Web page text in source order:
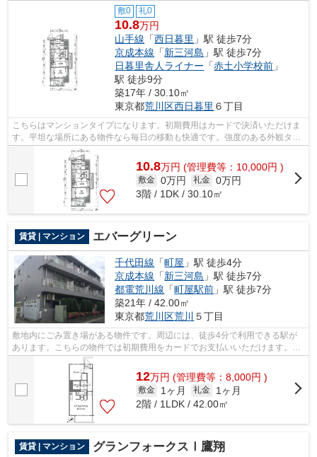
敷0 礼0
10.8万円
山手線 「西日暮里 」駅 徒歩7分
京成本線 「新三河島 」駅 徒歩7分
日暮里舎人ライナー 「赤土小学校前 」
駅 徒歩9分
築17年 / 30.10㎡
東京都荒川区西日暮里 ６丁目
こちらはマンションタイプになります。初期費用はカードで決済いただけま
す。平坦な場所にある物件なら毎日の移動も快適です。強度のある外観タイ
ル張りは、外面の耐久性にも優れます...
10.8万円 (管理費等：10,000円 )
敷金 0万円 礼金 0万円
3階 / 1DK / 30.10㎡
賃貸 | マンション エバーグリーン
千代田線 「町屋 」駅 徒歩4分
京成本線 「新三河島 」駅 徒歩7分
都電荒川線 「町屋駅前 」駅 徒歩7分
築21年 / 42.00㎡
東京都荒川区荒川 ５丁目
敷地内にごみ置き場がある物件です。周辺には、徒歩4分で利用できる駅が
あります。こちらの物件では初期費用をカードでお支払いいただけます。お
使いいただける駅は2駅あり、行き先に...
12万円 (管理費等：8,000円 )
敷金 1ヶ月 礼金
1ヶ月
2階 / 1LDK / 42.00㎡
賃貸 | マンション グランフォークスⅠ鷹翔